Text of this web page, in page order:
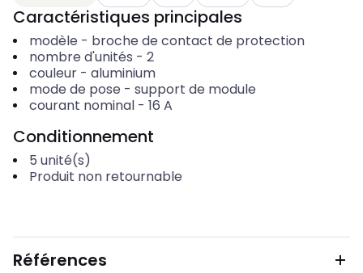
Caractéristiques principales
modèle - broche de contact de protection
nombre d'unités - 2
couleur- aluminium
mode de pose - support de module
courant nominal- 16 A
Conditionnement
5 unité(s)
Produit non retournable
Références